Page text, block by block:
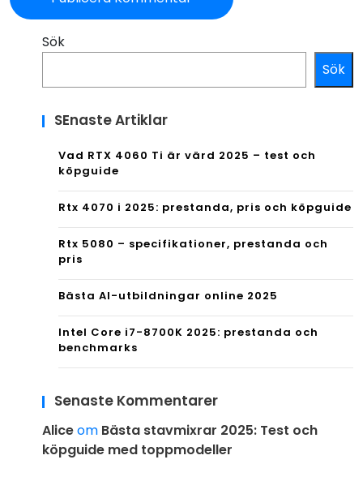
Sök
Sök
SEnaste Artiklar
Vad RTX 4060 Ti är värd 2025 – test och
köpguide
Rtx 4070 i 2025: prestanda, pris och köpguide
Rtx 5080 – specifikationer, prestanda och
pris
Bästa AI-utbildningar online 2025
Intel Core i7-8700K 2025: prestanda och
benchmarks
Senaste Kommentarer
Aliceom Bästa stavmixrar 2025: Test och
köpguide med toppmodeller